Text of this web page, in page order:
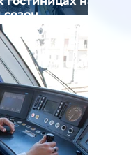
9%